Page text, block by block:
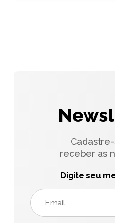
receber as
Digite seu